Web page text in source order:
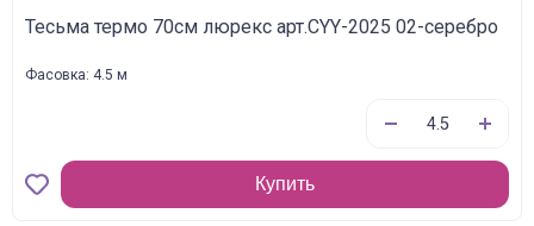
Тесьма термо 70см люрекс арт.CYY-2025 02-серебро
Фасовка: 4.5 м
Купить